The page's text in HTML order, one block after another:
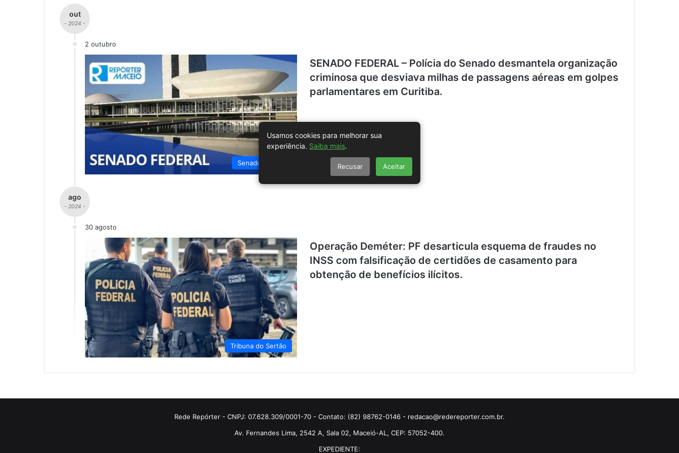
out
- 2024 -
2 outubro
Senado Federal
SENADO FEDERAL – Polícia do Senado desmantela organização
criminosa que desviava milhas de passagens aéreas em golpes
parlamentares em Curitiba.
ago
- 2024 -
30 agosto
Tribuna do Sertão
Operação Deméter: PF desarticula esquema de fraudes no
INSS com falsificação de certidões de casamento para
obtenção de benefícios ilícitos.
Rede Repórter - CNPJ: 07.628.309/0001-70 - Contato: (82) 98762-0146 - redacao@redereporter.com.br.
Av. Fernandes Lima, 2542 A, Sala 02, Maceió-AL, CEP: 57052-400.
EXPEDIENTE:
Usamos cookies para melhorar sua
experiência. Saiba mais.
Recusar Aceitar